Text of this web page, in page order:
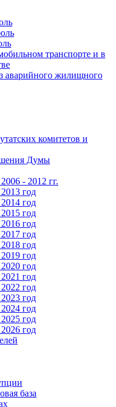
транспорте и в
аварийного жилищного
комитетов и
Думы
- 2012 гг.
год
год
год
год
год
год
год
год
год
год
год
год
год
год
база